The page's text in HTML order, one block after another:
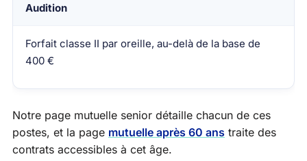
Audition
Forfait classe II par oreille, au-delà de la base de
400 €
Notre page mutuelle senior détaille chacun de ces
postes, et la page mutuelle après 60 ans traite des
contrats accessibles à cet âge.